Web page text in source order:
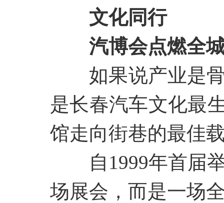
文化同行
汽博会点燃全
如果说产业是
是长春汽车文化最
馆走向街巷的最佳
自 1999年首届
场展会，而是一场